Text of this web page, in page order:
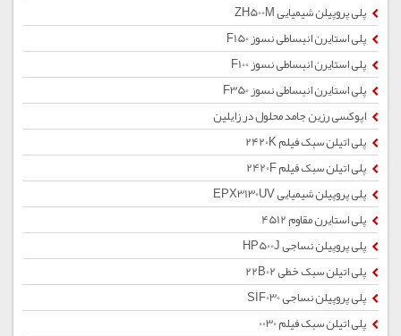
پلی پروپیلن شیمیایی ZH500M
پلی استایرن انبساطی نسوز F150
پلی استایرن انبساطی نسوز F100
پلی استایرن انبساطی نسوز F350
اپوکسی رزین جامد محلول در زایلین
پلی اتیلن سبک فیلم 2420K
پلی اتیلن سبک فیلم 2420F
پلی پروپیلن شیمیایی EPX3130UV
پلی استایرن مقاوم 4512
پلی پروپیلن نساجی HP500J
پلی اتیلن سبک خطی 22B02
پلی پروپیلن نساجی SIF030
پلی اتیلن سبک فیلم 0030